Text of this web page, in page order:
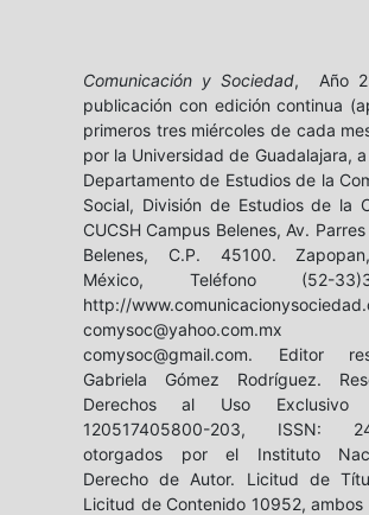
Comunicación y Sociedad, Año
publicación con edición continua
primeros tres miércoles de cada
por la Universidad de Guadalajara,
Departamento de Estudios de la
Social, División de Estudios de la
CUCSH Campus Belenes, Av.
Belenes, C.P. 45100.
México, Teléfono (52-
http://
comysoc@gmail.com. Editor
Gabriela Gómez Rodríguez.
Derechos al Uso Exclusivo
120517405800-203, ISSN:
otorgados por el Instituto
Derecho de Autor. Licitud de
Licitud de Contenido 10952,